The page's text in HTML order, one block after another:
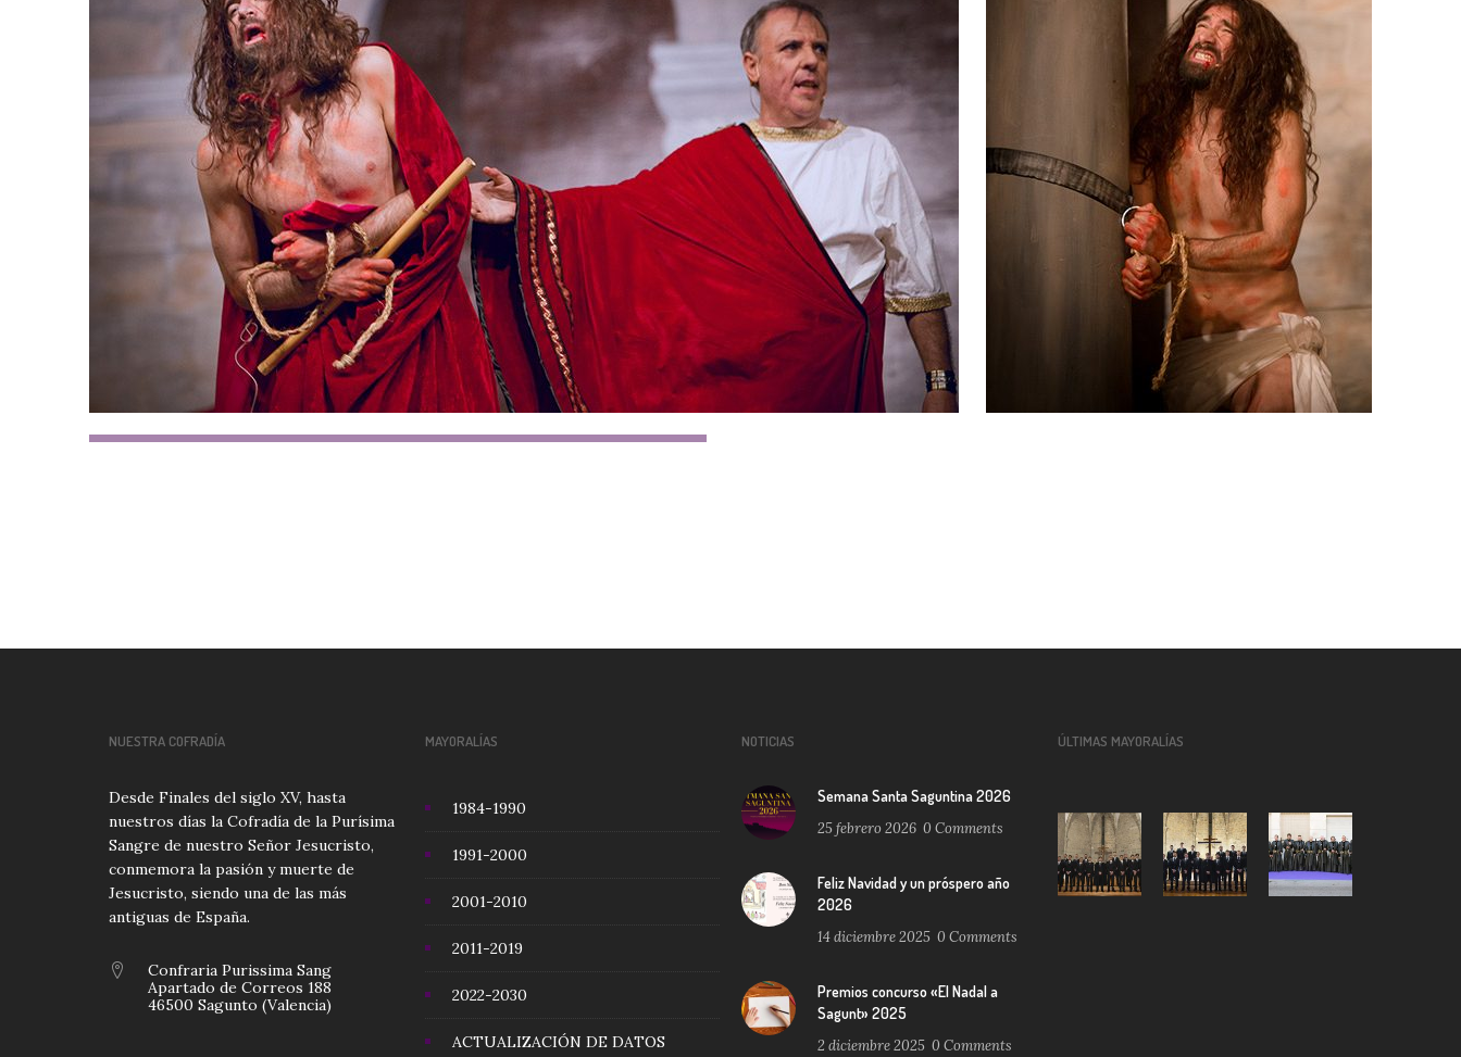
NUESTRA COFRADÍA
Desde Finales del siglo XV, hasta
nuestros días la Cofradía de la Purísima
Sangre de nuestro Señor Jesucristo,
conmemora la pasión y muerte de
Jesucristo, siendo una de las más
antiguas de España.
Confraria Purissima Sang
Apartado de Correos 188
46500 Sagunto (Valencia)
MAYORALÍAS
1984-1990
1991-2000
2001-2010
2011-2019
2022-2030
ACTUALIZACIÓN DE DATOS
NOTICIAS
Semana Santa Saguntina 2026
25 febrero 2026 0 Comments
Feliz Navidad y un próspero año
2026
14 diciembre 2025 0 Comments
Premios concurso «El Nadal a
Sagunt» 2025
2 diciembre 2025 0 Comments
ÚLTIMAS MAYORALÍAS